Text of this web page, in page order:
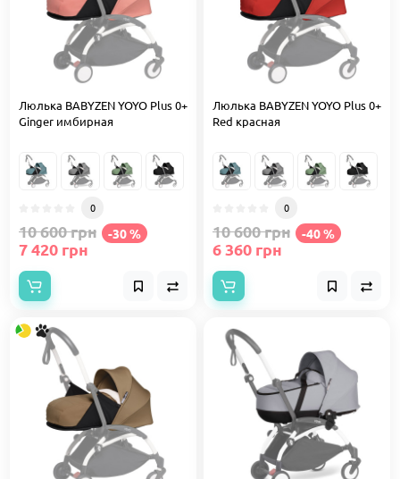
Люлька BABYZEN YOYO Plus 0+
Ginger имбирная
0
10 600 грн -30 %
7 420 грн
Люлька BABYZEN YOYO Plus 0+
Red красная
0
10 600 грн -40 %
6 360 грн